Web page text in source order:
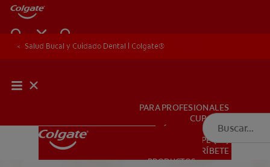
PRODUCTOS
PARA PROFESIONALES
CUPONES
DÓNDE COMPRAR
PE (ES)
SUSCRÍBETE
PRODUCTOS
Salud Bucal y Cuidado Dental | Colgate®
Salud Bucal y Cuidado Dental | Colgate®